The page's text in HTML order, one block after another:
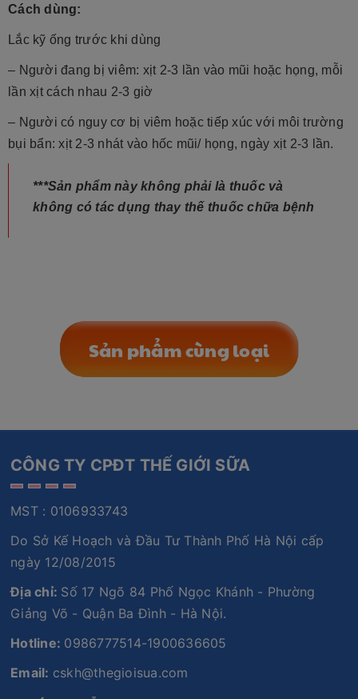
Cách dùng:
Lắc kỹ ống trước khi dùng
– Người đang bị viêm: xịt 2-3 lần vào mũi hoặc họng, mỗi
lần xịt cách nhau 2-3 giờ
– Người có nguy cơ bị viêm hoặc tiếp xúc với môi trường
bụi bẩn: xịt 2-3 nhát vào hốc mũi/ họng, ngày xịt 2-3 lần.
***Sản phẩm này không phải là thuốc và
không có tác dụng thay thế thuốc chữa bệnh
Sản phẩm cùng loại
CÔNG TY CPĐT THẾ GIỚI SỮA
MST : 0106933743
Do Sở Kế Hoạch và Đầu Tư Thành Phố Hà Nội cấp
ngày 12/08/2015
Địa chỉ: Số 17 Ngõ 84 Phố Ngọc Khánh - Phường
Giảng Võ - Quận Ba Đình - Hà Nội.
Hotline: 0986777514-1900636605
Email: cskh@thegioisua.com